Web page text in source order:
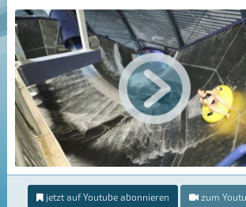
jetzt auf Youtube abonnieren zum